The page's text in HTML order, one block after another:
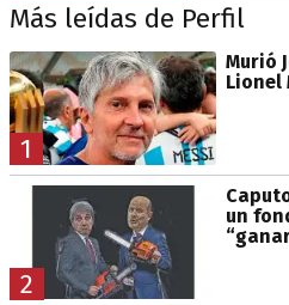
Más leídas de Perfil
1
Murió
Lionel
2
un